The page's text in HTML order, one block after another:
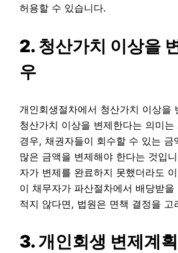
허용할 수 있습니다.
2. 청산가치 이상을
우
개인회생절차에서 청산가치 이상을
청산가치 이상을 변제한다는 의미
경우, 채권자들이 회수할 수 있는 금
많은 금액을 변제해야 한다는 것입
자가 변제를 완료하지 못했더라도
이 채무자가 파산절차에서 배당받
적지 않다면, 법원은 면책 결정을 고
3. 개인회생 변제계